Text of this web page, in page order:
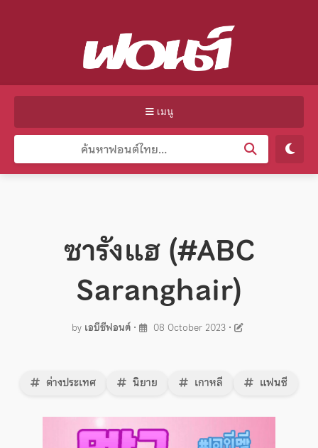
เมนู
ซารังแฮ (#ABC
Saranghair)
by เอบีซีฟอนต์• 08 October 2023•
ต่างประเทศ นิยาย เกาหลี แฟนซี